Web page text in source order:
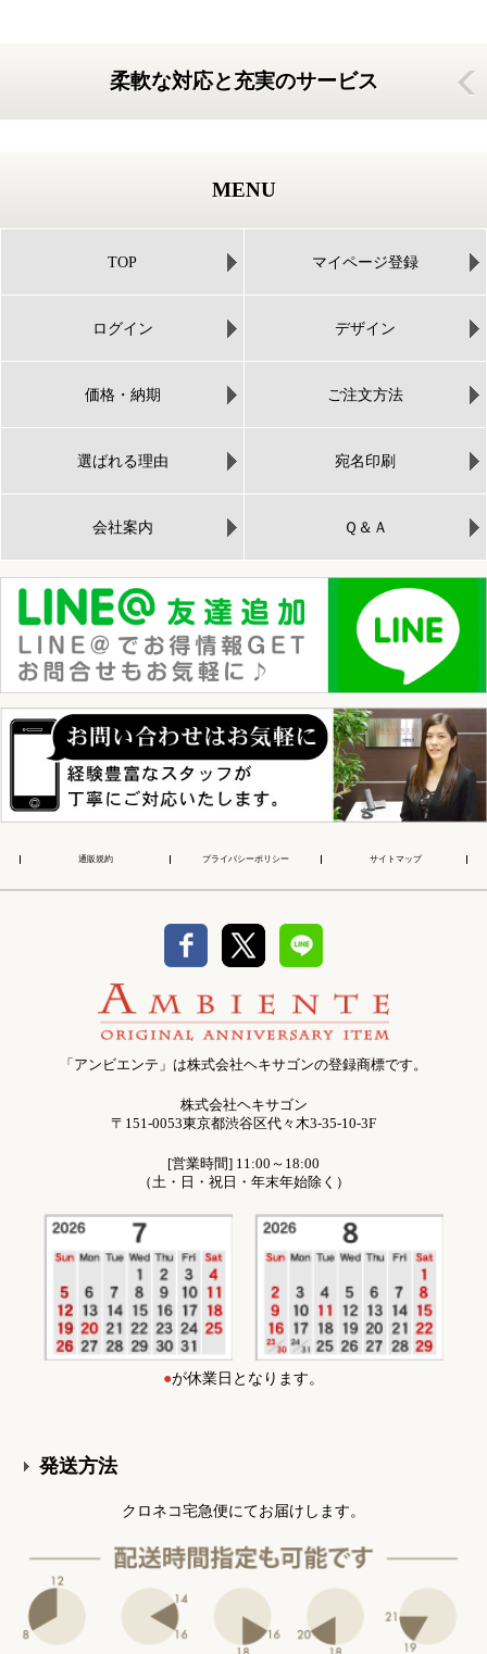
柔軟な対応と充実のサービス
MENU
TOP マイページ登録
ログイン デザイン
価格・納期 ご注文方法
選ばれる理由 宛名印刷
会社案内 Ｑ＆Ａ
通販規約 プライバシーポリシー サイトマップ
「アンビエンテ」は株式会社ヘキサゴンの登録商標です。
株式会社ヘキサゴン
〒151-0053東京都渋谷区代々木3-35-10-3F
[営業時間] 11:00～18:00
（土・日・祝日・年末年始除く）
●が休業日となります。
発送方法
クロネコ宅急便にてお届けします。